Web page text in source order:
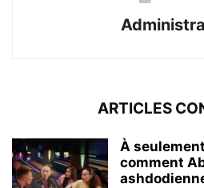
ARTICLES
À
comment